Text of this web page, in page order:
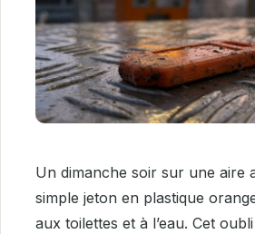
Un dimanche soir sur une aire
simple jeton en plastique
aux toilettes et à l’eau. Cet